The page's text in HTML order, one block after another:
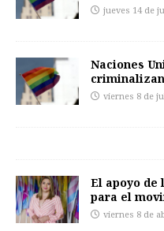
jueves 14 de
Naciones
viernes 8 de
El apoyo de
para el
viernes 8 de